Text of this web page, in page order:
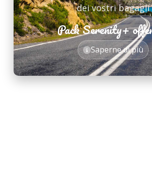
dei vostri bagagli
Pack Serenity+
Saperne di più